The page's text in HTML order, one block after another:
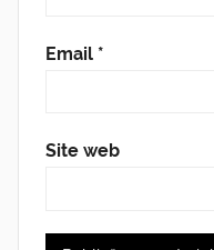
Email *
Site web